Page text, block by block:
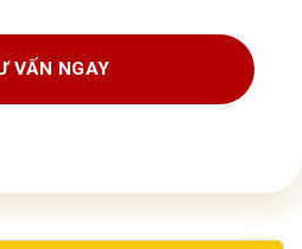
VẤN NGAY